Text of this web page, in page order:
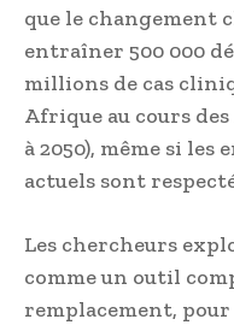
que le changement
entraîner 500 000
millions de cas
Afrique au cours
à 2050), même si
actuels sont
Les chercheurs
comme un outil
remplacement,